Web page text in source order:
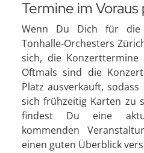
Termine im Voraus
Wenn Du Dich für die
Tonhalle-Orchesters
sich, die
Oftmals sind die
Platz ausverkauft,
sich frühzeitig Karten zu
findest Du eine
kommenden
einen guten Überblick